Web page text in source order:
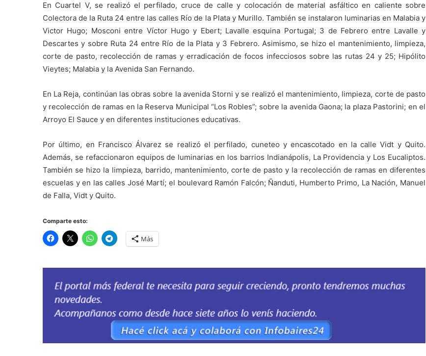
En Cuartel V, se realizó el perfilado, cruce de calle y colocación de material asfáltico en caliente sobre
Colectora de la Ruta 24 entre las calles Río de la Plata y Murillo. También se instalaron luminarias en Malabia y
Victor Hugo; Mosconi entre Víctor Hugo y Ebert; Lavalle esquina Portugal; 3 de Febrero entre Lavalle y
Descartes y sobre Ruta 24 entre Río de la Plata y 3 Febrero. Asimismo, se hizo el mantenimiento, limpieza,
corte de pasto, recolección de ramas y erradicación de focos infecciosos sobre las rutas 24 y 25; Hipólito
Vieytes; Malabia y la Avenida San Fernando.
En La Reja, continúan las obras sobre la avenida Storni y se realizó el mantenimiento, limpieza, corte de pasto
y recolección de ramas en la Reserva Municipal “Los Robles”; sobre la avenida Gaona; la plaza Pastorini; en el
Arroyo El Sauce y en diferentes instituciones educativas.
Por último, en Francisco Álvarez se realizó el perfilado, cuneteo y encascotado en la calle Vidt y Quito.
Además, se refaccionaron equipos de luminarias en los barrios Indianápolis, La Providencia y Los Eucaliptos.
También se hizo la limpieza, barrido, mantenimiento, corte de pasto y la recolección de ramas en diferentes
escuelas y en las calles José Martí; el boulevard Ramón Falcón; Ñanduti, Humberto Primo, La Nación, Manuel
de Falla, Vidt y Quito.
Comparte esto:
Más